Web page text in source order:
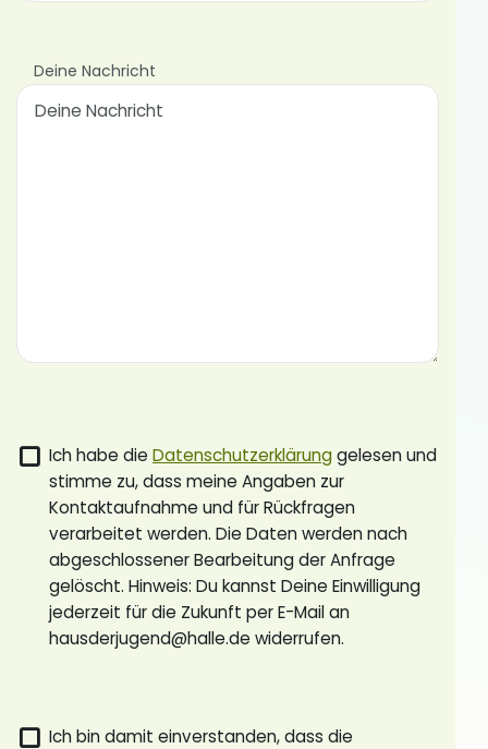
Deine Nachricht
Ich habe die Datenschutzerklärunggelesen und
stimme zu, dass meine Angaben zur
Kontaktaufnahme und für Rückfragen
verarbeitet werden. Die Daten werden nach
abgeschlossener Bearbeitung der Anfrage
gelöscht. Hinweis: Du kannst Deine Einwilligung
jederzeit für die Zukunft per E-Mail an
hausderjugend@halle.de widerrufen.
Ich bin damit einverstanden, dass die